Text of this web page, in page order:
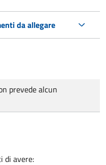
da allegare
prevede alcun
di avere: